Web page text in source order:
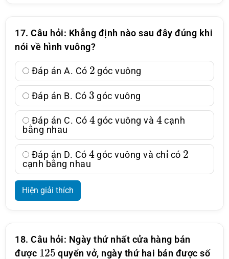
17. Câu hỏi: Khẳng định nào sau đây đúng khi
nói về hình vuông?
Đáp án A. Có
2
góc vuông
Đáp án B. Có
3
góc vuông
Đáp án C. Có
4
góc vuông và
4
cạnh
bằng nhau
Đáp án D. Có
4
góc vuông và chỉ có
2
cạnh bằng nhau
Hiện giải thích
18. Câu hỏi: Ngày thứ nhất cửa hàng bán
được
125
quyển vở, ngày thứ hai bán được số